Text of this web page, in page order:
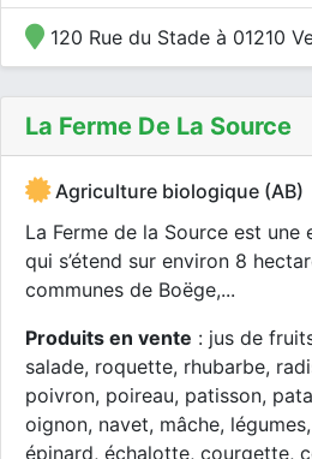
120 Rue du Stade à 01210
La Ferme De La Source
Agriculture biologique (AB)
La Ferme de la Source est
qui s’étend sur environ 8
communes de Boëge,...
Produits en vente : jus de
salade, roquette, rhubarbe,
poivron, poireau, patisson,
oignon, navet, mâche,
épinard, échalotte, courgette,